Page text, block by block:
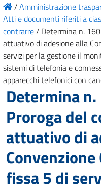
/Amministrazione
Atti e documenti riferiti a
contrarre/ Determina n.
attuativo di adesione alla
servizi per la gestione il
sistemi di telefonia e
apparecchi telefonici con
Determina
Proroga del
attuativo di
fissa 5 di